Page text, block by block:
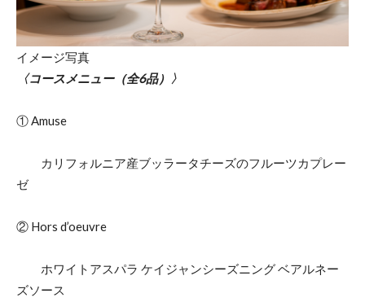
イメージ写真
〈コースメニュー（全6品）〉
① Amuse
カリフォルニア産ブッラータチーズのフルーツカプレー
ゼ
② Hors d’oeuvre
ホワイトアスパラ ケイジャンシーズニング ベアルネー
ズソース